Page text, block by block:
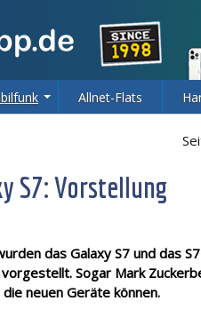
Allnet-Flats
S7: Vorstellung
das Galaxy S7 und das
Sogar Mark
neuen Geräte können.